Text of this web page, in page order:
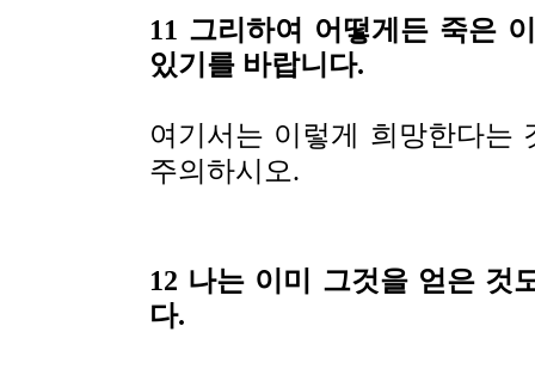
11 그리하여 어떻게든 죽은
있기를 바랍니다.
여기서는 이렇게 희망한다는
주의하시오.
12 나는 이미 그것을 얻은 것
다.